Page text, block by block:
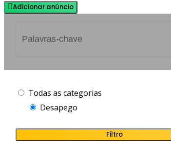
Adicionar anúncio
Todas as categorias
Desapego
Filtro